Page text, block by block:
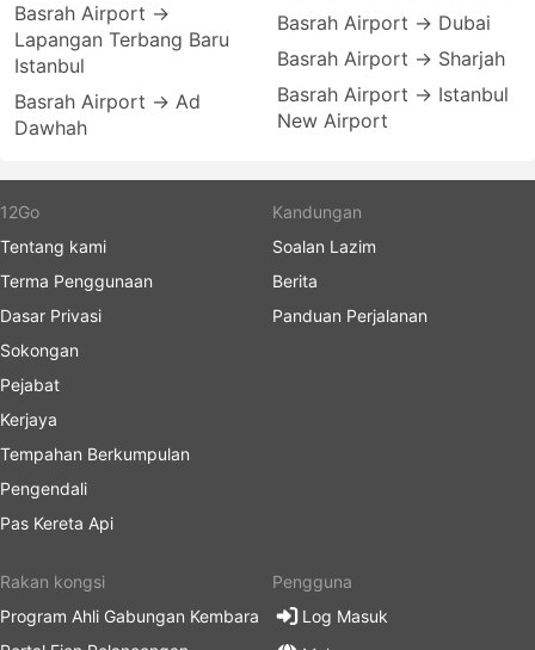
Basrah Airport →
Lapangan Terbang Baru
Istanbul
Basrah Airport → Ad
Dawhah
Basrah Airport → Dubai
Basrah Airport → Sharjah
Basrah Airport → Istanbul
New Airport
12Go
Tentang kami
Terma Penggunaan
Dasar Privasi
Sokongan
Pejabat
Kerjaya
Tempahan Berkumpulan
Pengendali
Pas Kereta Api
Kandungan
Soalan Lazim
Berita
Panduan Perjalanan
Rakan kongsi
Program Ahli Gabungan Kembara
Pengguna
Log Masuk